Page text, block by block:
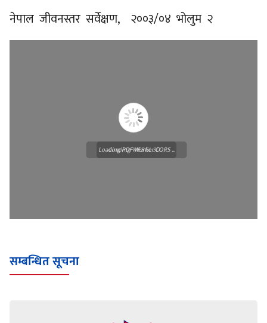
नेपाल जीवनस्तर सर्वेक्षण, २००३/०४ भोलुम २
Loading WEBGL 3D ...
Loading PDF Worker CORS ...
सम्बन्धित सूचना